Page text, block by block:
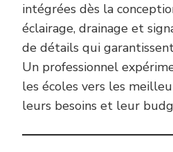
intégrées dès la
éclairage, drainage et
de détails qui
Un professionnel
les écoles vers les
leurs besoins et leur